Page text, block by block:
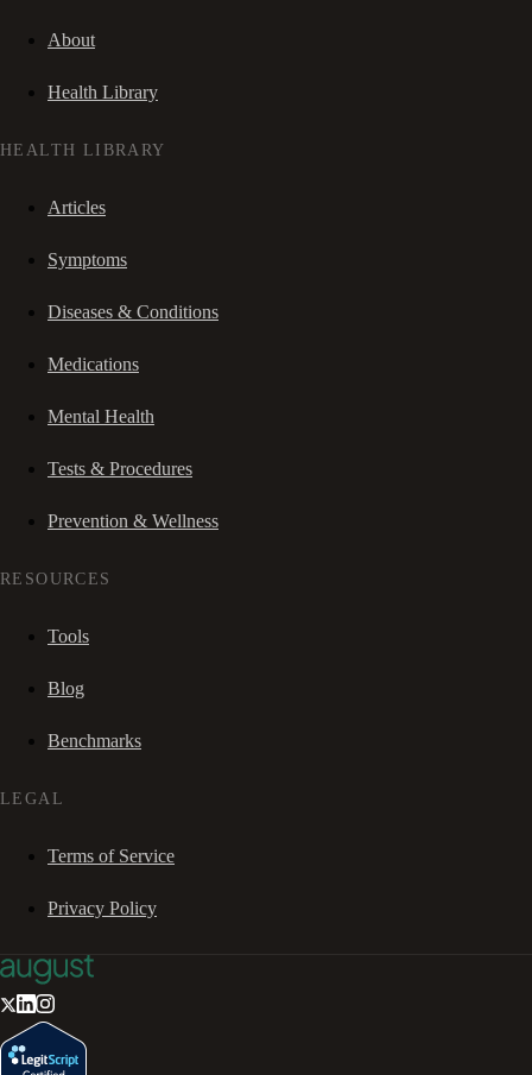
About
Health Library
HEALTH LIBRARY
Articles
Symptoms
Diseases & Conditions
Medications
Mental Health
Tests & Procedures
Prevention & Wellness
RESOURCES
Tools
Blog
Benchmarks
LEGAL
Terms of Service
Privacy Policy